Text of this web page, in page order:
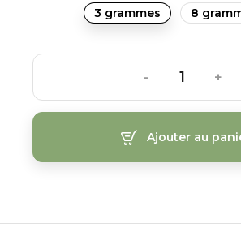
3 grammes 8
- +
Ajouter au